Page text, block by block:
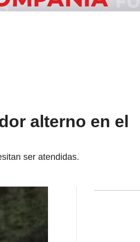
alterno en el
ser atendidas.